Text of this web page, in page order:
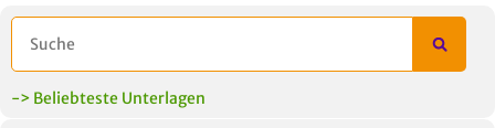
-> Beliebteste Unterlagen